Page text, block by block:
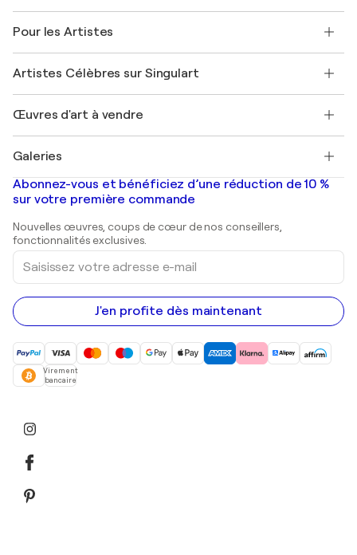
Offrir une carte cadeau
Rejoignez notre programme commercial
Mon compte
+33 1 76 44 06 42
FAQ
Magazine Singulart
Emplois
Découvrez une sélection d'art original
Pour les Artistes
Se connecter en tant qu'Artiste
Artistes Célèbres sur Singulart
Marc Chagall
Banksy
Mr. Brainwash
Shepard Fairey
Œuvres d'art à vendre
Tableaux abstraits à vendre
Peintures de paysage
Estampes
Peintures acryliques
Galeries
Galeries d'art en France
Galeries d'art en Belgique
Abonnez-vous et bénéficiez d’une réduction de 10 %
sur votre première commande
Nouvelles œuvres, coups de cœur de nos conseillers,
fonctionnalités exclusives.
Saisissez
votre
adresse
e-
mail
J'en profite dès maintenant
Virement
bancaire